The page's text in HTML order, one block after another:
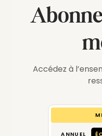
Accédez à
ANNUEL